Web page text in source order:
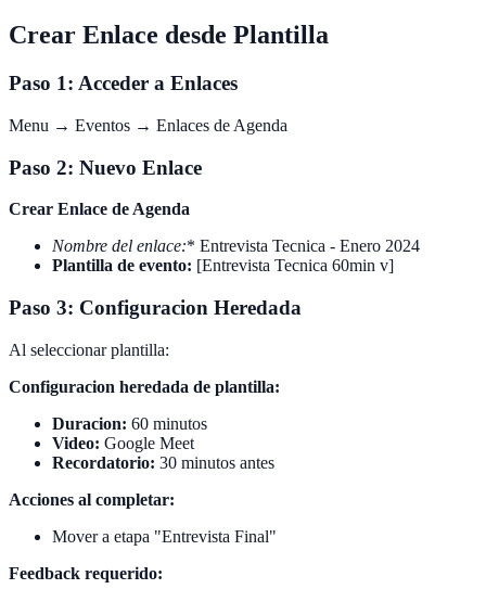
Crear Enlace desde Plantilla
Paso 1: Acceder a Enlaces
Menu → Eventos → Enlaces de Agenda
Paso 2: Nuevo Enlace
Crear Enlace de Agenda
Nombre del enlace:* Entrevista Tecnica - Enero 2024
Plantilla de evento: [Entrevista Tecnica 60min v]
Paso 3: Configuracion Heredada
Al seleccionar plantilla:
Configuracion heredada de plantilla:
Duracion: 60 minutos
Video: Google Meet
Recordatorio: 30 minutos antes
Acciones al completar:
Mover a etapa "Entrevista Final"
Feedback requerido: